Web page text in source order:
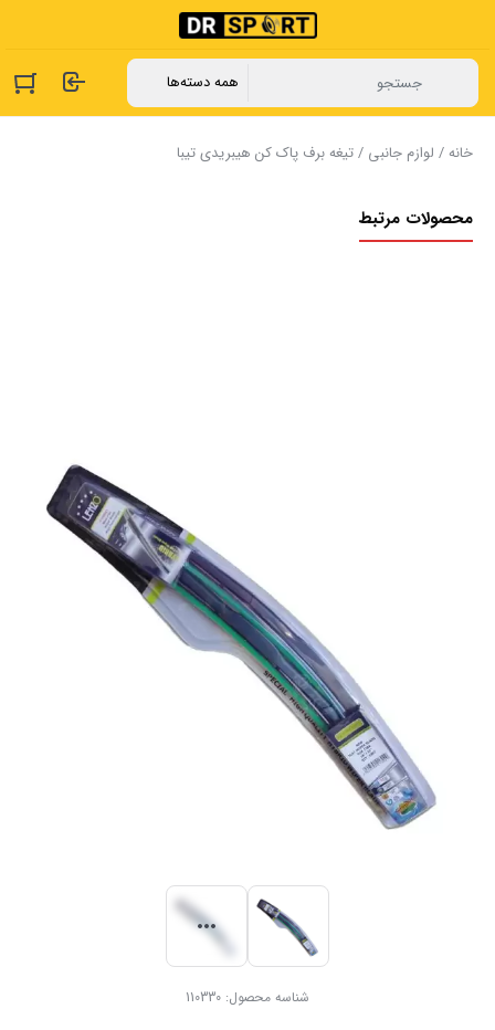
خانه/ لوازم جانبی / تیغه برف پاک کن هیبریدی تیبا
محصولات مرتبط
شناسه محصول: 110330